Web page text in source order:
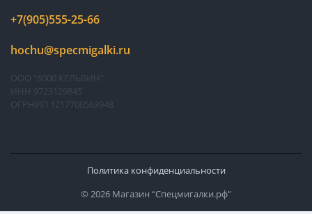
+7(905)555-25-66
hochu@specmigalki.ru
ООО "6000 КЕЛЬВИН"
ИНН 9723129845
ОГРНИП 1217700563948
Политика конфиденциальности
© 2026 Магазин “Спецмигалки.рф”